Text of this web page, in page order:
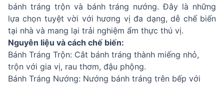
bánh tráng trộn và bánh tráng nướng. Đây là những
lựa chọn tuyệt vời với hương vị đa dạng, dễ chế biến
tại nhà và mang lại trải nghiệm ẩm thực thú vị.
Nguyên liệu và cách chế biến:
Bánh Tráng Trộn: Cắt bánh tráng thành miếng nhỏ,
trộn với gia vị, rau thơm, đậu phộng.
Bánh Tráng Nướng: Nướng bánh tráng trên bếp với